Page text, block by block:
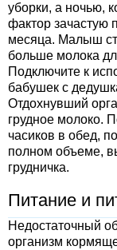
уборки, а ночью,
фактор зачастую
месяца. Малыш
больше молока
Подключите к
бабушек с
Отдохнувший
грудное молоко.
часиков в обед,
полном объеме,
грудничка.
Питание и
Недостаточный
организм